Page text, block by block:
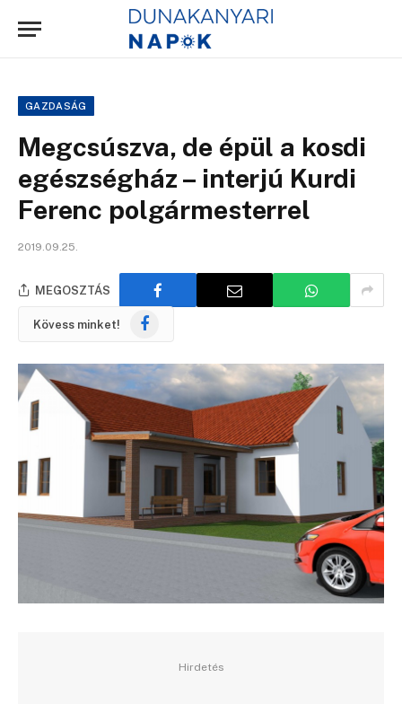
GAZDASÁG
Megcsúszva, de épül a kosdi
egészségház – interjú Kurdi
Ferenc polgármesterrel
2019.09.25.
MEGOSZTÁS
Kövess minket! Facebook
Hirdetés